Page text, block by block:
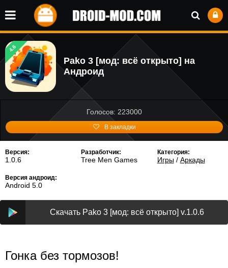
4.6
Pako 3 [мод: всё открыто] на
Андроид
Голосов: 223000
В закладки
Версия:
1.0.6
Разработчик:
Tree Men Games
Категория:
Игры/ Аркады
Версия андроид:
Android 5.0
Скачать Pako 3 [мод: всё открыто] v.1.0.6
Гонка без тормозов!